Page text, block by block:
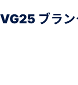
VG25 ブラ